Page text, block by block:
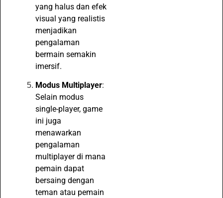
yang halus dan efek
visual yang realistis
menjadikan
pengalaman
bermain semakin
imersif.
Modus Multiplayer:
Selain modus
single-player, game
ini juga
menawarkan
pengalaman
multiplayer di mana
pemain dapat
bersaing dengan
teman atau pemain